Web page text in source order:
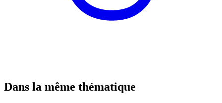
Dans la même thématique